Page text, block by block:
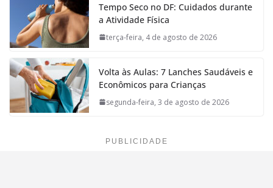
Tempo Seco no DF: Cuidados durante
a Atividade Física
terça-feira, 4 de agosto de 2026
Volta às Aulas: 7 Lanches Saudáveis e
Econômicos para Crianças
segunda-feira, 3 de agosto de 2026
PUBLICIDADE